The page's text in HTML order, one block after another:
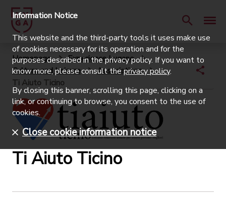
Homepage
Experience Lugano
Culture and Leisure
Associations
Ti Aiuto Ticino
Ti Aiuto Ticino
Information Notice
This website and the third-party tools it uses make use
of cookies necessary for its operation and for the
purposes described in the privacy policy. If you want to
know more, please consult theprivacy policy.
By closing this banner, scrolling this page, clicking on a
link, or continuing to browse, you consent to the use of
cookies.
Close cookie information notice